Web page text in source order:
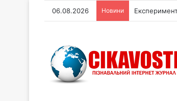
06.08.2026 Новини